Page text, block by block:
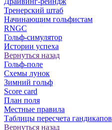
Тренерский штаб
Начинающим гольфистам
RNGC
Гольф-симулятор
Истории успеха
Вернуться назад
Гольф-поле
Схемы лунок
Зимний гольф
Score card
План поля
Местные правила
Таблицы пересчета гандикапов
Вернуться назад